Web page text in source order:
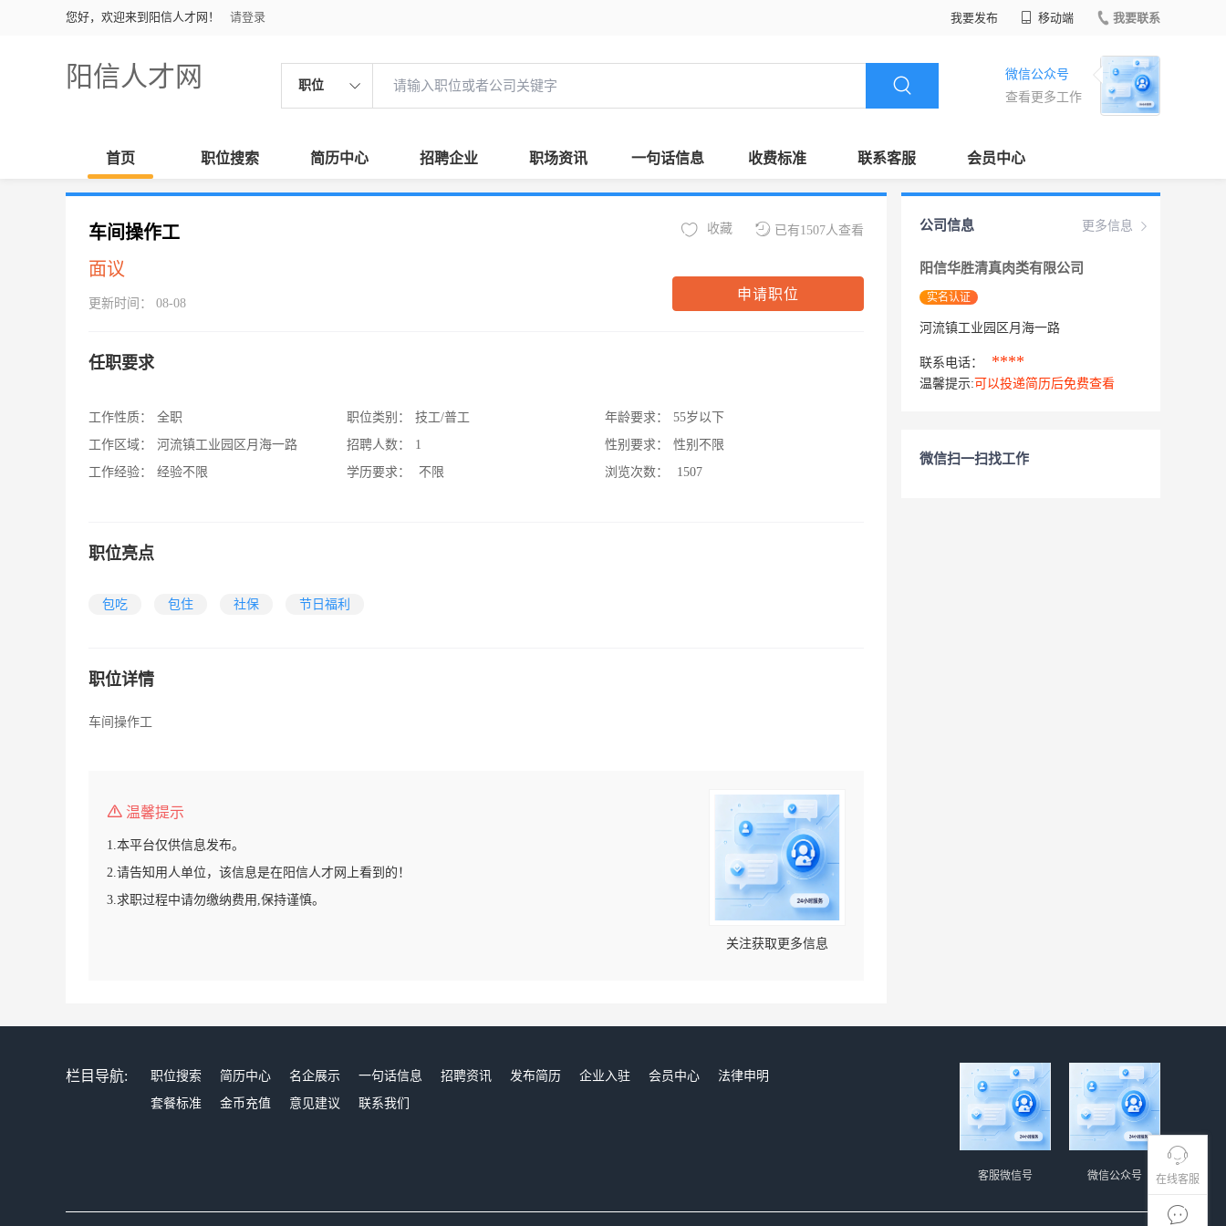
您好，欢迎来到阳信人才网！ 请登录 我要发布 移动端 我要联系
阳信人才网 职位
微信公众号
查看更多工作
首页 职位搜索 简历中心 招聘企业 职场资讯 一句话信息 收费标准 联系客服 会员中心
在线客服
车间操作工
面议
更新时间： 08-08
已有1507人查看
收藏
申请职位
任职要求
工作性质：
全职
工作区域：
河流镇工业园区月海一路
工作经验：
经验不限
职位类别：
技工/普工
招聘人数：
1
学历要求：
不限
年龄要求：
55岁以下
性别要求：
性别不限
浏览次数：
1507
职位亮点
包吃 包住 社保 节日福利
职位详情
车间操作工
温馨提示
1.本平台仅供信息发布。
2.请告知用人单位，该信息是在阳信人才网上看到的！
3.求职过程中请勿缴纳费用,保持谨慎。
关注获取更多信息
更多信息
公司信息
阳信华胜清真肉类有限公司
实名认证
河流镇工业园区月海一路
联系电话： ****
温馨提示: 可以投递简历后免费查看
微信扫一扫找工作
栏目导航: 职位搜索 简历中心 名企展示 一句话信息 招聘资讯 发布简历 企业入驻 会员中心
法律申明
套餐标准
金币充值 意见建议 联系我们
微信公众号
客服微信号